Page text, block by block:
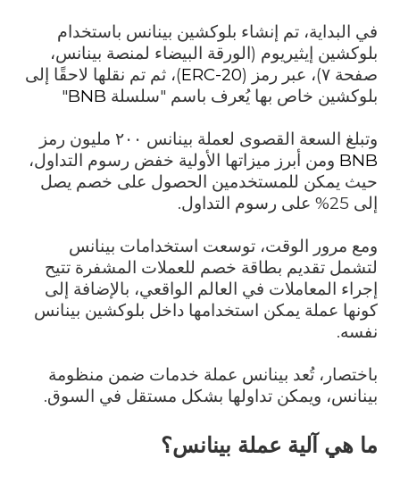
في البداية، تم إنشاء بلوكشين بينانس باستخدام
بلوكشين إيثيريوم (الورقة البيضاء لمنصة بينانس،
صفحة ٧)، عبر رمز (
ERC-20)، ثم تم نقلها لاحقًا إلى
بلوكشين خاص بها يُعرف باسم "سلسلة BNB
"
وتبلغ السعة القصوى لعملة بينانس ٢٠٠ مليون رمز
BNB ومن أبرز ميزاتها الأولية خفض رسوم التداول،
حيث يمكن للمستخدمين الحصول على خصم يصل
إلى 25% على رسوم التداول.
ومع مرور الوقت، توسعت استخدامات بينانس
لتشمل تقديم بطاقة خصم للعملات المشفرة تتيح
إجراء المعاملات في العالم الواقعي، بالإضافة إلى
كونها عملة يمكن استخدامها داخل بلوكشين بينانس
نفسه.
باختصار، تُعد بينانس عملة خدمات ضمن منظومة
بينانس، ويمكن تداولها بشكل مستقل في السوق.
ما هي آلية عملة بينانس؟